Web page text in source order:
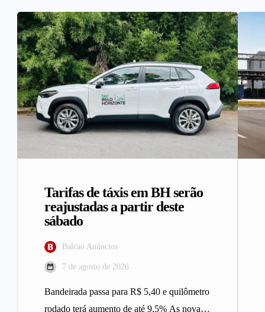
Tarifas de táxis em BH serão
reajustadas a partir deste
sábado
Balcao Anúncios
7 de agosto de 2026
Bandeirada passa para R$ 5,40 e quilômetro
rodado terá aumento de até 9,5% As novas